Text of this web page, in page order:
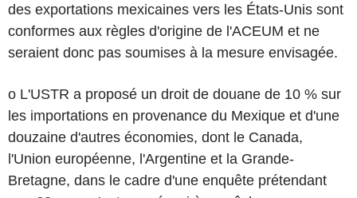
des exportations mexicaines vers les États-Unis sont
conformes aux règles d'origine de l'ACEUM et ne
seraient donc pas soumises à la mesure envisagée.
o L'USTR a proposé un droit de douane de 10 % sur
les importations en provenance du Mexique et d'une
douzaine d'autres économies, dont le Canada,
l'Union européenne, l'Argentine et la Grande-
Bretagne, dans le cadre d'une enquête prétendant